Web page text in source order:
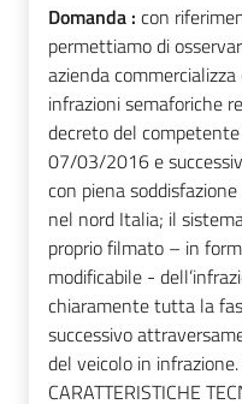
Domanda : con
permettiamo di
azienda
infrazioni semaforiche
decreto del
07/03/2016 e
con piena
nel nord Italia; il
proprio filmato – in
modificabile -
chiaramente tutta la
successivo
del veicolo in
CARATTERISTICHE